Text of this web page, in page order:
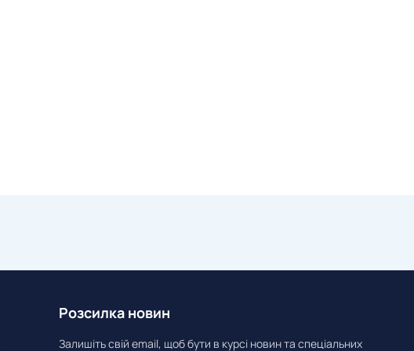
Розсилка новин
Залишіть свій email, щоб бути в курсі новин та спеціальних